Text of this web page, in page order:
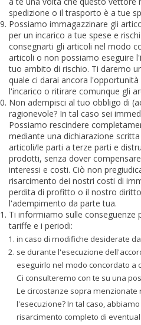
spedizione o il trasporto è a tue
Possiamo immagazzinare gli
per un incarico a tue spese e
consegnarti gli articoli nel modo
articoli o non possiamo eseguire
tuo ambito di rischio. Ti daremo
quale ci darai ancora
l'incarico o ritirare comunque gli
Non adempisci al tuo obbligo di
ragionevole? In tal caso sei
Possiamo rescindere
mediante una dichiarazione
articoli/le parti a terze parti e
prodotti, senza dover
interessi e costi. Ciò non
risarcimento dei nostri costi di
perdita di profitto o il nostro
l'adempimento da parte tua.
Ti informiamo sulle conseguenze
tariffe e i periodi:
in caso di modifiche desiderate
se durante l'esecuzione
eseguirlo nel modo concordato a
Ci consulteremo con te su una
Le circostanze sopra
l'esecuzione? In tal caso,
risarcimento completo di